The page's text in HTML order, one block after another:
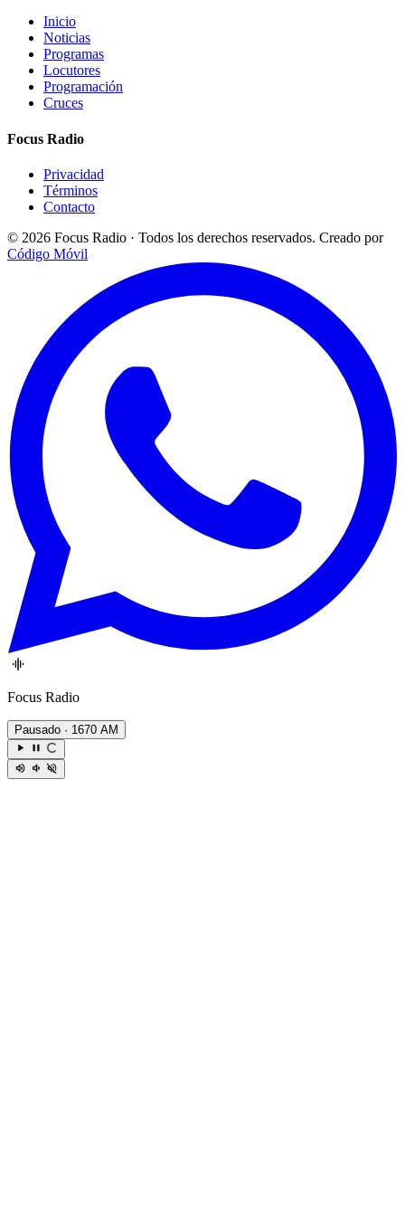
Inicio
Noticias
Programas
Locutores
Programación
Cruces
Focus Radio
Privacidad
Términos
Contacto
© 2026 Focus Radio · Todos los derechos reservados. Creado por
Código Móvil
Focus Radio
Pausado · 1670 AM